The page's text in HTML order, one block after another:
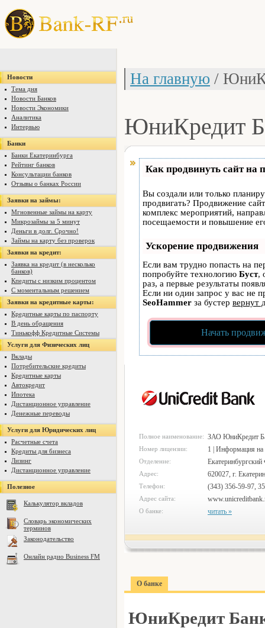
Новости
Тема дня
Новости Банков
Новости Экономики
Аналитика
Интервью
Банки
Банки Екатеринбурга
Рейтинг банков
Консультации банков
Отзывы о банках России
Заявки на займы:
Мгновенные займы на карту
Микрозаймы за 5 минут
Деньги в долг. Срочно!
Займы на карту без проверок
Заявки на кредит:
Заявка на кредит (в несколько
банков)
Кпедиты с низким процентом
С моментальным решением
Заявки на кредитные карты:
Кредитные карты по паспорту
В день обращения
Тинькофф Кредитные Системы
Услуги для Физических лиц
Вклады
Потребительские кредиты
Кредитные карты
Автокредит
Ипотека
Дистанционное управление
Денежные переводы
Услуги для Юридических лиц
Расчетные счета
Кредиты для бизнеса
Лизинг
Дистанционное управление
Полезное
Калькулятор вкладов
Словарь экономических
терминов
Законодательство
Онлайн радио Business FM
На главную /
ЮниКредит
Как продвинуть сайт на
Вы создали или только
продвигать? Продвижение
комплекс мероприятий,
посещаемости и повышение
Ускорение продвижения
Если вам трудно попасть на
попробуйте технологию Буст,
раз, а первые результаты
Если ни один запрос у вас не
SeoHammer за бустер вернут
Начать
Полное наименование: ЗАО ЮниКредит
Номер лицензии: 1 | Информация
Отделение:
Адрес: 620027, г.
Телефон: (343) 356-59-97,
Адрес сайта:
О банке: читать »
О банке
ЮниКредит